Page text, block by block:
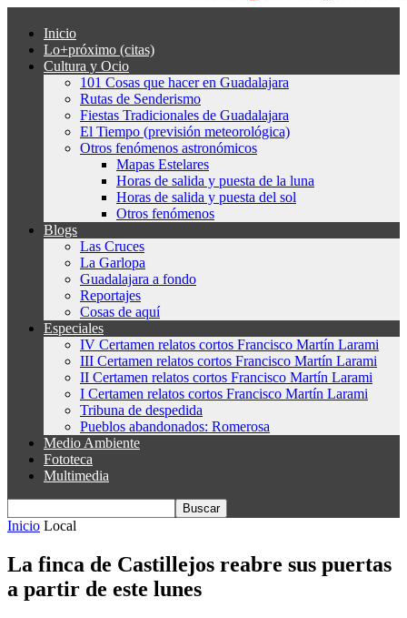
Inicio
Lo+próximo (citas)
Cultura y Ocio
101 Cosas que hacer en Guadalajara
Rutas de Senderismo
Fiestas Tradicionales de Guadalajara
El Tiempo (previsión meteorológica)
Otros fenómenos astronómicos
Mapas Estelares
Horas de salida y puesta de la luna
Horas de salida y puesta del sol
Otros fenómenos
Blogs
Las Cruces
La Garlopa
Guadalajara a fondo
Reportajes
Cosas de aquí
Especiales
IV Certamen relatos cortos Francisco Martín Larami
III Certamen relatos cortos Francisco Martín Larami
II Certamen relatos cortos Francisco Martín Larami
I Certamen relatos cortos Francisco Martín Larami
Tribuna de despedida
Pueblos abandonados: Romerosa
Medio Ambiente
Fototeca
Multimedia
Inicio Local
La finca de Castillejos reabre sus puertas
a partir de este lunes